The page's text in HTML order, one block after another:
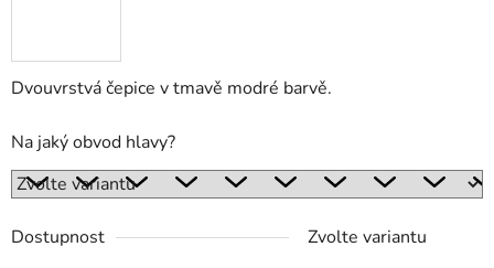
Dvouvrstvá čepice v tmavě modré barvě.
Na jaký obvod hlavy?
Dostupnost Zvolte variantu